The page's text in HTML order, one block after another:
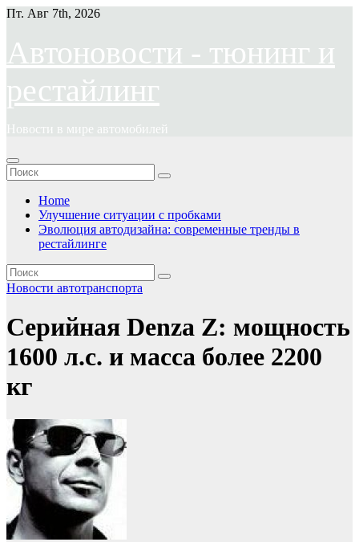
Перейти
содержимому
Пт. Авг 7th, 2026
Автоновости - тюнинг и
рестайлинг
Новости в мире автомобилей
Home
Улучшение ситуации с пробками
Эволюция автодизайна: современные тренды в
рестайлинге
Новости автотранспорта
Серийная Denza Z: мощность
1600 л.с. и масса более 2200
кг